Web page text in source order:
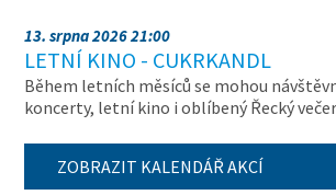
13. srpna 2026 21:00
LETNÍ KINO - CUKRKANDL
Během letních měsíců se mohou
koncerty, letní kino i oblíbený Řecký
ZOBRAZIT KALENDÁŘ AKCÍ